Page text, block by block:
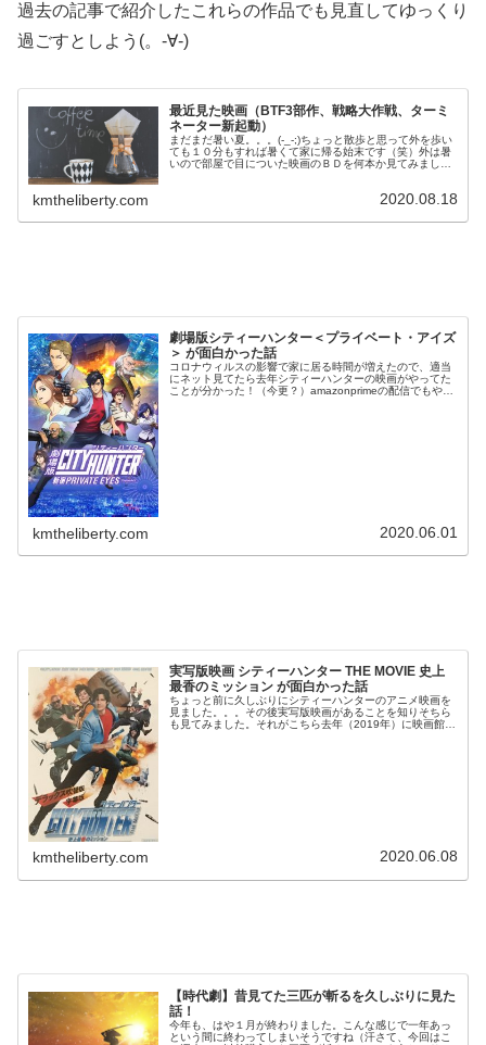
過去の記事で紹介したこれらの作品でも見直してゆっくり
過ごすとしよう(。-∀-)
最近見た映画（BTF3部作、戦略大作戦、ターミ
ネーター新起動）
まだまだ暑い夏。。。(-_-;)ちょっと散歩と思って外を歩い
ても１０分もすれば暑くて家に帰る始末です（笑）外は暑
いので部屋で目についた映画のＢＤを何本か見てみまし
kmtheliberty.com 2020.08.18
劇場版シティーハンター＜プライベート・アイズ
＞ が面白かった話
コロナウィルスの影響で家に居る時間が増えたので、適当
にネット見てたら去年シティーハンターの映画がやってた
ことが分かった！（今更？）amazonprimeの配信でもやっ
kmtheliberty.com 2020.06.01
実写版映画 シティーハンター THE MOVIE 史上
最香のミッション が面白かった話
ちょっと前に久しぶりにシティーハンターのアニメ映画を
見ました。。。その後実写版映画があることを知りそちら
も見てみました。それがこちら去年（2019年）に映画館で
kmtheliberty.com 2020.06.08
【時代劇】昔見てた三匹が斬るを久しぶりに見た
話！
今年も、はや１月が終わりました。こんな感じで一年あっ
という間に終わってしまいそうですね（汗さて、今回はこ